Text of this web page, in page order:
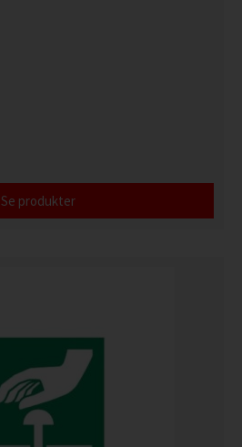
Se produkter